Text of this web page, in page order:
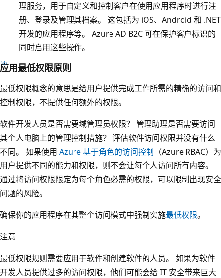
理服务，用于自定义和控制客户在使用应用程序时进行注
册、登录及管理其档案。 这包括为 iOS、Android 和 .NET
开发的应用程序等。 Azure AD B2C 可在保护客户标识的
同时启用这些操作。
应用最低权限原则
最低权限概念的意思是给用户提供完成工作所需的精确的访问和
控制权限，不提供任何额外的权限。
软件开发人员是否需要域管理员权限？ 管理助理是否需要访问
其个人电脑上的管理控制措施？ 评估软件访问权限并没有什么
不同。 如果使用 Azure 基于角色的访问控制 （Azure RBAC）为
用户提供不同的能力和权限，则不会让每个人访问所有内容。
通过将访问权限限定为每个角色必需的权限，可以限制出现安全
问题的风险。
确保你的应用程序在其整个访问模式中强制实施最低权限。
注意
最低权限规则需要应用于软件和创建软件的人员。 如果为软件
开发人员提供过多的访问权限，他们可能会给 IT 安全带来巨大